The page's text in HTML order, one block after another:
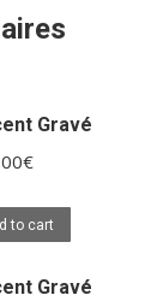
Gravé
€
to cart
Gravé